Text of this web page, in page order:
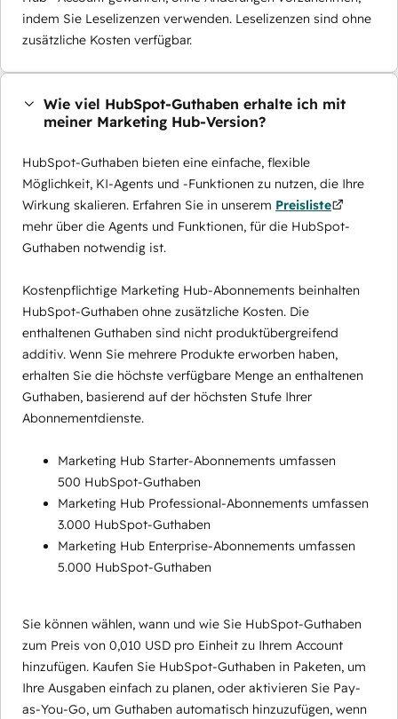
indem Sie Leselizenzen verwenden. Leselizenzen sind ohne
zusätzliche Kosten verfügbar.
Wie viel HubSpot-Guthaben erhalte ich mit
meiner Marketing Hub-Version?
HubSpot-Guthaben bieten eine einfache, flexible
Möglichkeit, KI-Agents und -Funktionen zu nutzen, die Ihre
Wirkung skalieren. Erfahren Sie in unserem Preisliste
mehr über die Agents und Funktionen, für die HubSpot-
Guthaben notwendig ist.
Kostenpflichtige Marketing Hub-Abonnements beinhalten
HubSpot-Guthaben ohne zusätzliche Kosten. Die
enthaltenen Guthaben sind nicht produktübergreifend
additiv. Wenn Sie mehrere Produkte erworben haben,
erhalten Sie die höchste verfügbare Menge an enthaltenen
Guthaben, basierend auf der höchsten Stufe Ihrer
Abonnementdienste.
Marketing Hub Starter-Abonnements umfassen
500 HubSpot-Guthaben
Marketing Hub Professional-Abonnements umfassen
3.000 HubSpot-Guthaben
Marketing Hub Enterprise-Abonnements umfassen
5.000 HubSpot-Guthaben
Sie können wählen, wann und wie Sie HubSpot-Guthaben
zum Preis von 0,010 USD pro Einheit zu Ihrem Account
hinzufügen. Kaufen Sie HubSpot-Guthaben in Paketen, um
Ihre Ausgaben einfach zu planen, oder aktivieren Sie Pay-
as-You-Go, um Guthaben automatisch hinzuzufügen, wenn